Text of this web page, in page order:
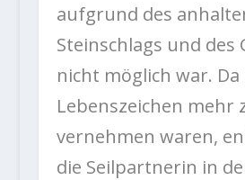
aufgrund des
Steinschlags und des
nicht möglich war. Da
Lebenszeichen mehr
vernehmen waren,
die Seilpartnerin in